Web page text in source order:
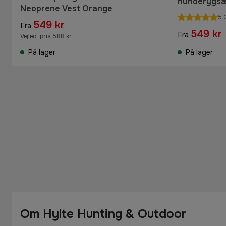
Neoprene Vest Orange
Fra 549 kr
Vejled. pris 588 kr
På lager
Fra 549 kr
På lager
Om Hylte Hunting & Outdoor